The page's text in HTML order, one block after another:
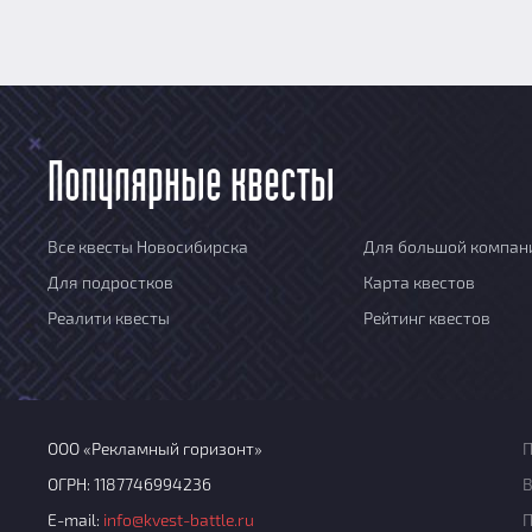
Популярные квесты
Все квесты Новосибирска Для большой
Для подростков
Карта квестов
Реалити квесты
Рейтинг квестов
ООО «Рекламный горизонт»
ОГРН: 1187746994236
E-mail: info@kvest-battle.ru